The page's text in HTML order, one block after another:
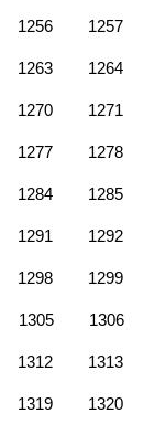
1256 1257
1263 1264
1270 1271
1277 1278
1284 1285
1291 1292
1298 1299
1305 1306
1312 1313
1319 1320